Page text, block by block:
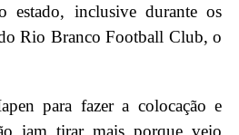
estado, inclusive durante os
Rio Branco Football Club, o
para fazer a colocação e
iam tirar mais porque veio